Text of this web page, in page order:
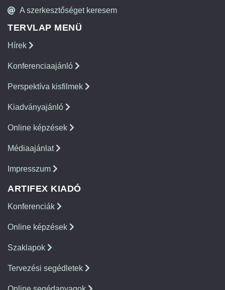
A szerkesztőséget keresem
TERVLAP MENÜ
Hírek
Konferenciaajánló
Perspektíva kisfilmek
Kiadványajánló
Online képzések
Médiaajánlat
Impresszum
ARTIFEX KIADÓ
Konferenciák
Online képzések
Szaklapok
Tervezési segédletek